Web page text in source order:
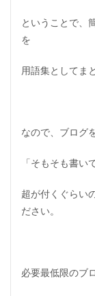
ということで、
を
用語集としてま
なので、ブログ
「そもそも書い
超が付くぐらい
ださい。
必要最低限のブ